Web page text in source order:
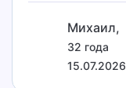
Михаил,
32 года
15.07.2026